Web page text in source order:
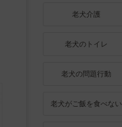
老犬介護
老犬のトイレ
老犬の問題行動
老犬がご飯を食べない